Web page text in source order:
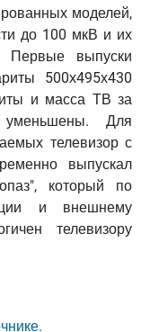
моделей,
до 100 мкВ и их
Первые выпуски
500х495х430
и масса ТВ за
Для
телевизор с
выпускал
который по
и внешнему
телевизору